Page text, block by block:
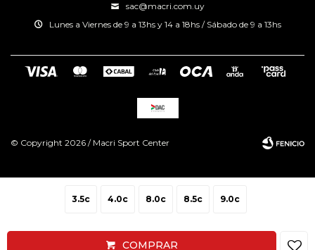
3.5c 4.0c 8.0c 8.5c 9.0c
COMPRAR
sac@macri.com.uy
Lunes a Viernes de 9 a 13hs y 14 a 18hs / Sábado de 9 a 13hs
© Copyright 2026 / Macri Sport Center
Fenicio